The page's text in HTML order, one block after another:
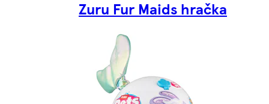
Zuru Fur Maids hračka